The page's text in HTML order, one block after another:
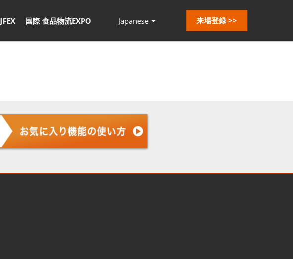
JFEX 国際 食品物流EXPO Japanese 来場登録 >>